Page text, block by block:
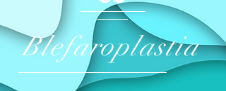
Blefaroplastia